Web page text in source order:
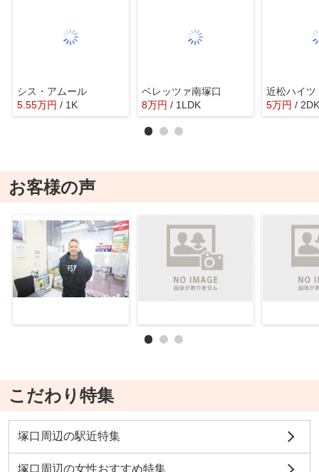
シス・アムール
5.55万円 / 1K
ベレッツァ南塚口
8万円 / 1LDK
近松ハイツ
5万円 / 2DK
お客様の声
こだわり特集
塚口周辺の駅近特集
塚口周辺の女性おすすめ特集